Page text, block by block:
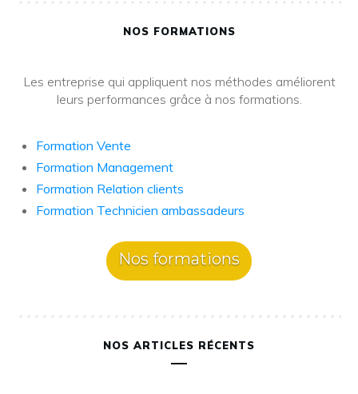
NOS FORMATIONS
Les entreprise qui appliquent nos méthodes améliorent
leurs performances grâce à nos formations.
Formation Vente
Formation Management
Formation Relation clients
Formation Technicien ambassadeurs
Nos formations
NOS ARTICLES RÉCENTS